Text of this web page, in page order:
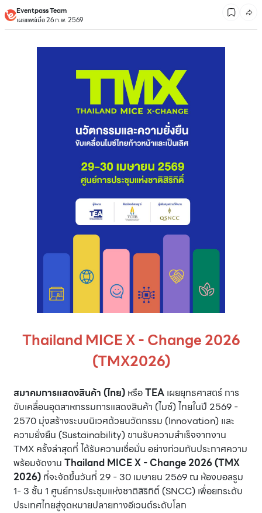
Eventpass Team
เผยแพร่เมื่อ 26 ก.พ. 2569
Thailand MICE X - Change 2026
(TMX2026)
สมาคมการแสดงสินค้า (ไทย) หรือTEA เผยยุทธศาสตร์ การ
ขับเคลื่อนอุตสาหกรรมการแสดงสินค้า (ไมซ์) ไทยในปี 2569 -
2570 มุ่งสร้างระบบนิเวศด้วยนวัตกรรม (Innovation) และ
ความยั่งยืน (Sustainability) ขานรับความสำเร็จจากงาน
TMX ครั้งล่าสุดที่ ได้รับความเชื่อมั่น อย่างท่วมทันประกาศความ
พร้อมจัดงาน Thailand MICE X - Change 2026 (TMX
2026) ที่จะจัดขึ้นวันที่ 29 - 30 เมษายน 2569 ณ ห้องบอลรูม
1- 3 ชั้น 1 ศูนย์การประชุมแห่งชาติสิริกิติ์ (SNCC) เพื่อยกระดับ
ประเทศไทยสู่จุดหมายปลายทางอีเวนต์ระดับโลก